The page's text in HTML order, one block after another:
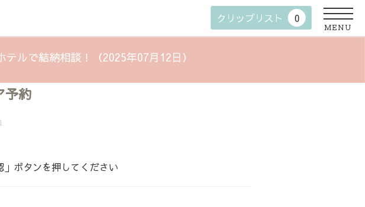
クリップリスト 0
MENU
ルで結納相談！（2025年07月12日）
予約
ボタンを押してください